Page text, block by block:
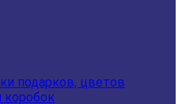
подарков, цветов
коробок